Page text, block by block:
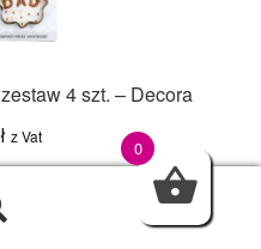
4 szt. – Decora
z Vat
0